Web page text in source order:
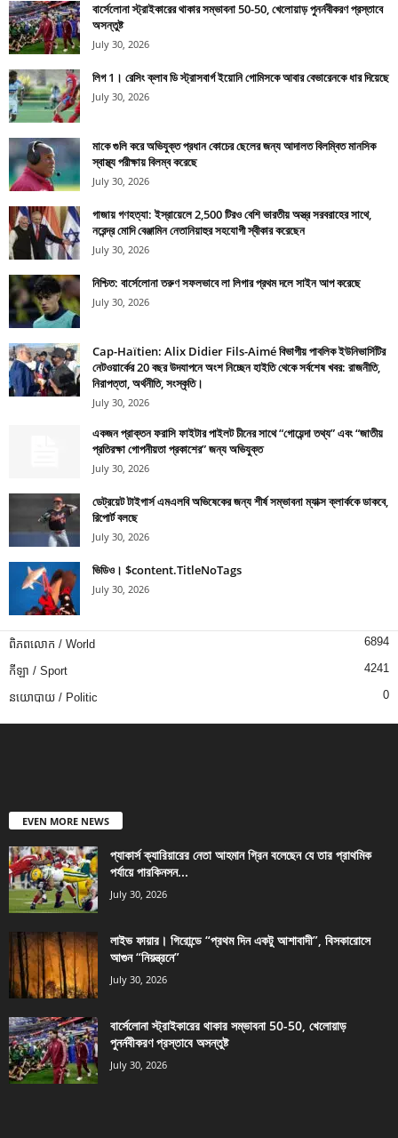
বার্সেলোনা স্ট্রাইকারের থাকার সম্ভাবনা 50-50, খেলোয়াড় পুনর্নবীকরণ প্রস্তাবে
অসন্তুষ্ট
July 30, 2026
লিগ 1। রেসিং ক্লাব ডি স্ট্রাসবার্গ ইয়োনি গোমিসকে আবার বেভারেনকে ধার দিয়েছে
July 30, 2026
মাকে গুলি করে অভিযুক্ত প্রধান কোচের ছেলের জন্য আদালত বিলম্বিত মানসিক
স্বাস্থ্য পরীক্ষায় বিলম্ব করেছে
July 30, 2026
গাজায় গণহত্যা: ইস্রায়েলে 2,500 টিরও বেশি ভারতীয় অস্ত্র সরবরাহের সাথে,
নরেন্দ্র মোদি বেঞ্জামিন নেতানিয়াহুর সহযোগী স্বীকার করেছেন
July 30, 2026
নিশ্চিত: বার্সেলোনা তরুণ সফলভাবে লা লিগার প্রথম দলে সাইন আপ করেছে
July 30, 2026
Cap-Haïtien: Alix Didier Fils-Aimé বিভাগীয় পাবলিক ইউনিভার্সিটির
নেটওয়ার্কের 20 বছর উদযাপনে অংশ নিচ্ছেন হাইতি থেকে সর্বশেষ খবর: রাজনীতি,
নিরাপত্তা, অর্থনীতি, সংস্কৃতি।
July 30, 2026
একজন প্রাক্তন ফরাসি ফাইটার পাইলট চীনের সাথে “গোয়েন্দা তথ্য” এবং “জাতীয়
প্রতিরক্ষা গোপনীয়তা প্রকাশের” জন্য অভিযুক্ত
July 30, 2026
ডেট্রয়েট টাইগার্স এমএলবি অভিষেকের জন্য শীর্ষ সম্ভাবনা ম্যাক্স ক্লার্ককে ডাকবে,
রিপোর্ট বলছে
July 30, 2026
ভিডিও। $content.TitleNoTags
July 30, 2026
ពិភពលោក / World 6894
កីឡា / Sport 4241
នយោបាយ / Politic 0
EVEN MORE NEWS
প্যাকার্স ক্যারিয়ারের নেতা আহমান গ্রিন বলেছেন যে তার প্রাথমিক
পর্যায়ে পারকিনসন...
July 30, 2026
লাইভ ফায়ার। গিরোন্ডে “প্রথম দিন একটু আশাবাদী”, বিসকারোসে
আগুন “নিয়ন্ত্রনে”
July 30, 2026
বার্সেলোনা স্ট্রাইকারের থাকার সম্ভাবনা 50-50, খেলোয়াড়
পুনর্নবীকরণ প্রস্তাবে অসন্তুষ্ট
July 30, 2026